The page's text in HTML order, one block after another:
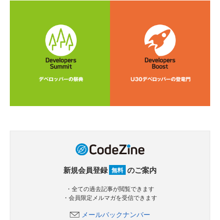
新規会員登録 無料 のご案内
・全ての過去記事が閲覧できます
・会員限定メルマガを受信できます
メールバックナンバー